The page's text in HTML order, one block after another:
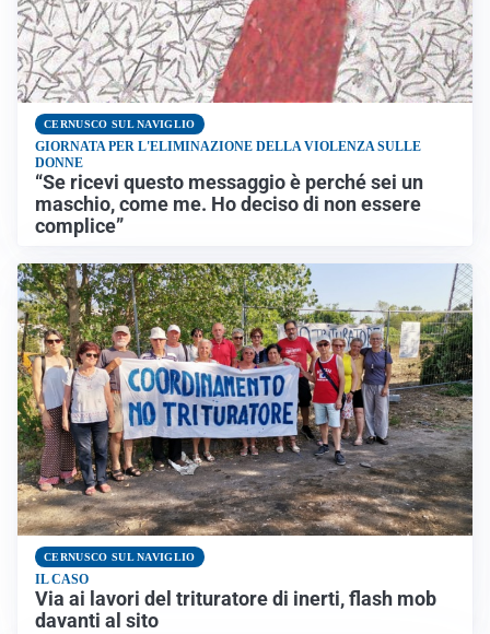
CERNUSCO SUL NAVIGLIO
GIORNATA PER L'ELIMINAZIONE DELLA VIOLENZA SULLE
DONNE
“Se ricevi questo messaggio è perché sei un
maschio, come me. Ho deciso di non essere
complice”
CERNUSCO SUL NAVIGLIO
IL CASO
Via ai lavori del trituratore di inerti, flash mob
davanti al sito